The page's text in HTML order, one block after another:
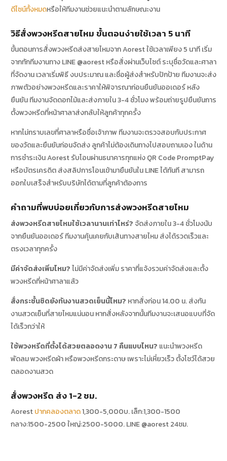
ดีไซน์ทั้งหมดหรือให้ทีมงานช่วยแนะนำตามลักษณะงาน
วิธีสั่งพวงหรีดสายไหม ขั้นตอนง่ายใช้เวลา 5 นาที
ขั้นตอนการสั่งพวงหรีดส่งสายไหมจาก Aorest ใช้เวลาเพียง 5 นาที เริ่ม
จากทักทีมงานทาง LINE @aorest หรือสั่งผ่านเว็บไซต์ ระบุชื่อวัดและศาลา
ที่จัดงาน เวลาเริ่มพิธี งบประมาณ และชื่อผู้ส่งสำหรับปักป้าย ทีมงานจะส่ง
ภาพตัวอย่างพวงหรีดและราคาให้พิจารณาก่อนยืนยันออเดอร์ หลัง
ยืนยัน ทีมงานจัดดอกไม้และส่งภายใน 3-4 ชั่วโมง พร้อมถ่ายรูปยืนยันการ
ตั้งพวงหรีดที่หน้าศาลาส่งกลับให้ลูกค้าทุกครั้ง
หากไม่ทราบเลขที่ศาลาหรือชื่อเจ้าภาพ ทีมงานจะตรวจสอบกับประกาศ
ของวัดและยืนยันก่อนจัดส่ง ลูกค้าไม่ต้องเดินทางไปสอบถามเอง ในด้าน
การชำระเงิน Aorest รับโอนผ่านธนาคารทุกแห่ง QR Code PromptPay
หรือบัตรเครดิต ส่งสลิปการโอนเข้ามายืนยันใน LINE ได้ทันที สามารถ
ออกใบเสร็จสำหรับบริษัทได้ตามที่ลูกค้าต้องการ
คำถามที่พบบ่อยเกี่ยวกับการส่งพวงหรีดสายไหม
ส่งพวงหรีดสายไหมใช้เวลานานเท่าไหร่? จัดส่งภายใน 3-4 ชั่วโมงนับ
จากยืนยันออเดอร์ ทีมงานคุ้นเคยกับเส้นทางสายไหม ส่งได้รวดเร็วและ
ตรงเวลาทุกครั้ง
มีค่าจัดส่งเพิ่มไหม?ไม่มีค่าจัดส่งเพิ่ม ราคาที่แจ้งรวมค่าจัดส่งและตั้ง
พวงหรีดที่หน้าศาลาแล้ว
สั่งกระชั้นชิดยังทันงานสวดเย็นนี้ไหม? หากสั่งก่อน 14.00 น. ส่งทัน
งานสวดเย็นที่สายไหมแน่นอน หากสั่งหลังจากนั้นทีมงานจะเสนอแบบที่จัด
ได้เร็วกว่าให้
ใช้พวงหรีดที่ตั้งได้สวยตลอดงาน 7 คืนแบบไหน? แนะนำพวงหรีด
พัดลม พวงหรีดผ้า หรือพวงหรีดกระดาษ เพราะไม่เหี่ยวเร็ว ตั้งโชว์ได้สวย
ตลอดงานสวด
สั่งพวงหรีด ส่ง 1-2 ชม.
Aorestปากคลองตลาด1,300-5,000บ. เล็ก:1,300-1500
กลาง:1500-2500 ใหญ่:2500-5000. LINE @aorest 24ชม.